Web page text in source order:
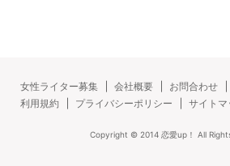
女性ライター募集 会社概要 お問合わせ
利用規約
プライバシーポリシー サイトマ
Copyright © 2014 恋愛up！ All